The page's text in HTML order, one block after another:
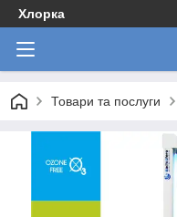
Хлорка
Товари та послуги